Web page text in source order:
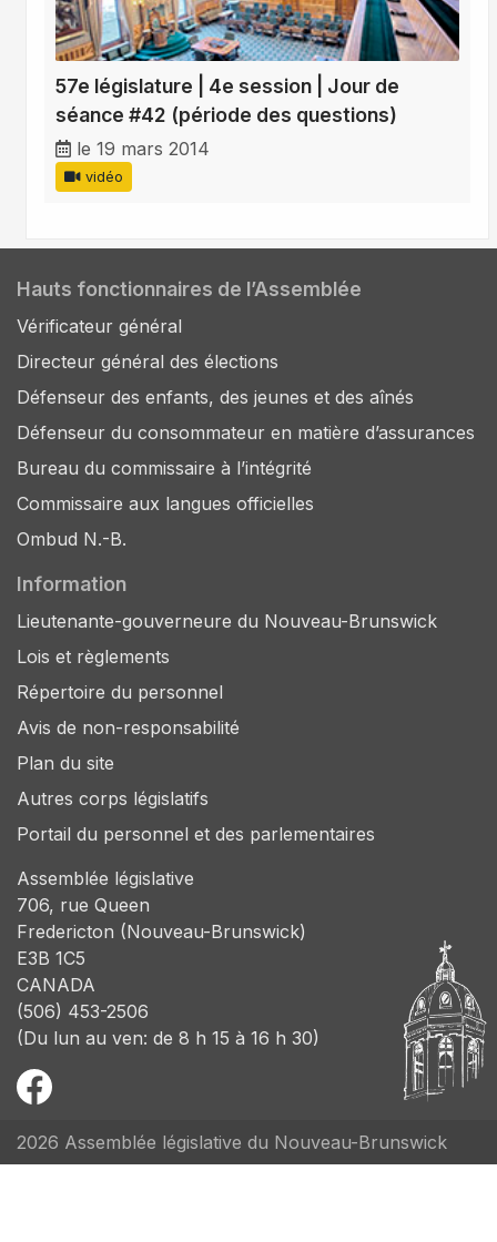
57e législature | 4e session | Jour de
séance #42 (période des questions)
le 19 mars 2014
vidéo
Hauts fonctionnaires de l’Assemblée
Vérificateur général
Directeur général des élections
Défenseur des enfants, des jeunes et des aînés
Défenseur du consommateur en matière d’assurances
Bureau du commissaire à l’intégrité
Commissaire aux langues officielles
Ombud N.-B.
Information
Lieutenante-gouverneure du Nouveau-Brunswick
Lois et règlements
Répertoire du personnel
Avis de non-responsabilité
Plan du site
Autres corps législatifs
Portail du personnel et des parlementaires
Assemblée législative
706, rue Queen
Fredericton (Nouveau-Brunswick)
E3B 1C5
CANADA
(506) 453-2506
(Du lun au ven: de 8 h 15 à 16 h 30)
2026 Assemblée législative du Nouveau-Brunswick